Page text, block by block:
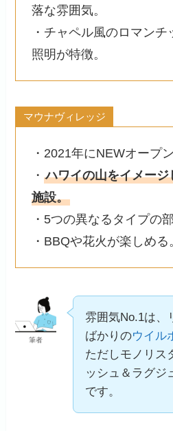
落な雰囲気。
・チャペル風のロマン
照明が特徴。
マウナヴィレッジ
・2021年にNEWオープン
・ ハワイの山をイメー
施設。
・5つの異なるタイプの部
・BBQや花火が楽しめる
筆者
雰囲気No.1は、
ばかりのウイル
ただしモノリス
ッシュ＆ラグジ
です。